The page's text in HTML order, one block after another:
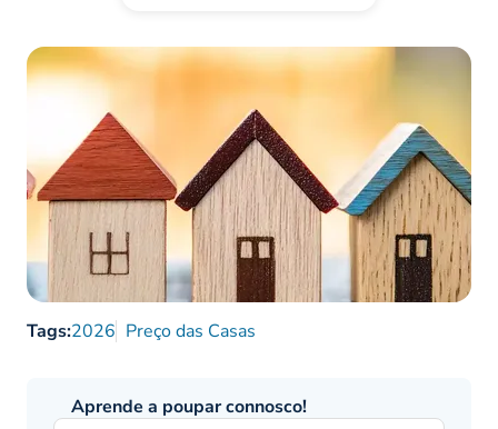
Tags:2026 Preço das Casas
Aprende a poupar connosco!